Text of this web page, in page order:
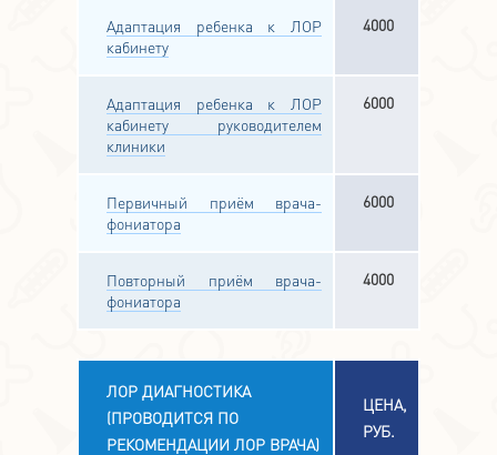
Адаптация ребенка к ЛОР
кабинету
4000
Адаптация ребенка к ЛОР
кабинету руководителем
клиники
6000
Первичный приём врача-
фониатора
6000
Повторный приём врача-
фониатора
4000
ЛОР ДИАГНОСТИКА
(ПРОВОДИТСЯ ПО
РЕКОМЕНДАЦИИ ЛОР ВРАЧА)
ЦЕНА,
РУБ.